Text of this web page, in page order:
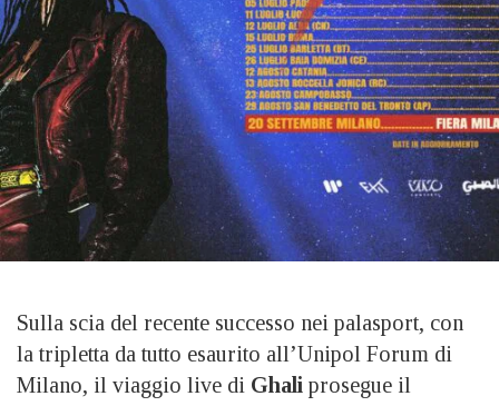
Sulla scia del recente successo nei palasport, con
la tripletta da tutto esaurito all’Unipol Forum di
Milano, il viaggio live di Ghali prosegue il